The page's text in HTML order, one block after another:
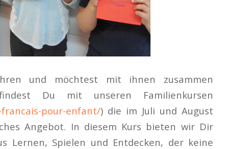
und möchtest mit ihnen zusammen
Du mit unseren Familienkursen
pour-enfant/) die im Juli und August
Angebot. In diesem Kurs bieten wir Dir
Lernen, Spielen und Entdecken, der keine